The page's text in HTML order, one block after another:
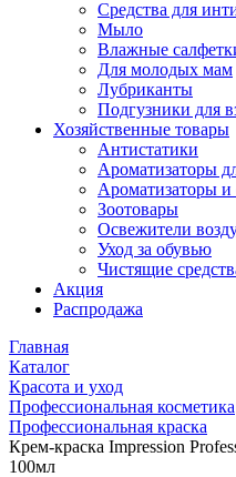
Средства для
Мыло
Влажные
Для молодых мам
Лубриканты
Подгузники для
Хозяйственные товары
Антистатики
Ароматизаторы
Ароматизаторы и
Зоотовары
Освежители
Уход за обувью
Чистящие
Акция
Распродажа
Главная
Каталог
Красота и уход
Профессиональная косметика
Профессиональная краска
Крем-краска Impression
100мл